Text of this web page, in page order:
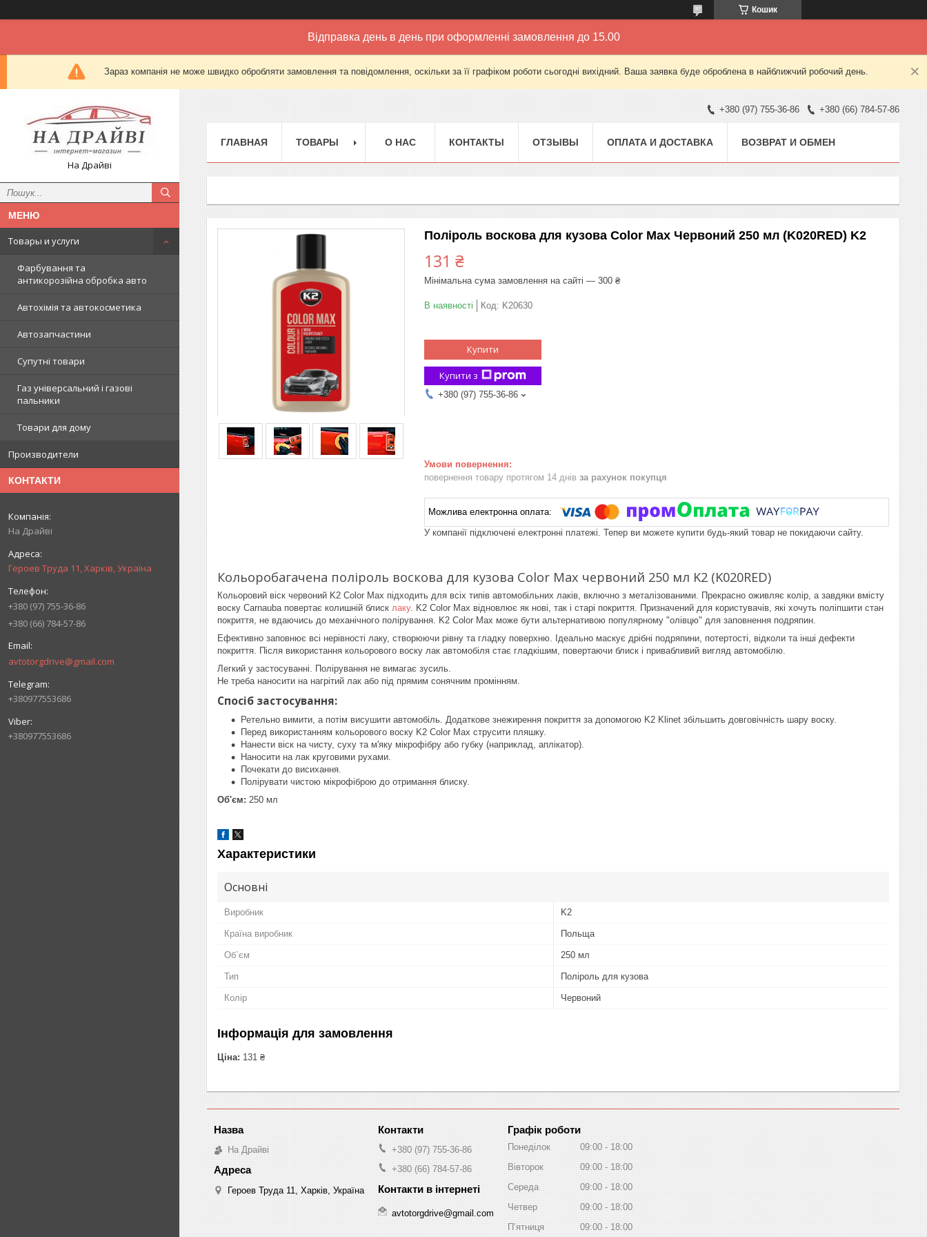
Кошик
Відправка день в день при оформленні замовлення до 15.00
Зараз компанія не може швидко обробляти замовлення та повідомлення, оскільки за її графіком роботи сьогодні вихідний. Ваша заявка буде оброблена в найближчий робочий день.
На Драйві
Товары и услуги
Фарбування та
антикорозійна обробка авто
Автохімія та автокосметика
Автозапчастини
Супутні товари
Газ універсальний і газові
пальники
Товари для дому
Производители
КОНТАКТИ
На Драйві
Героев Труда 11, Харків, Україна
+380 (97) 755-36-86
+380 (66) 784-57-86
avtotorgdrive@gmail.com
+380977553686
+380977553686
+380 (97) 755-36-86 +380 (66) 784-57-86
ГЛАВНАЯ ТОВАРЫ О НАС КОНТАКТЫ ОТЗЫВЫ ОПЛАТА И ДОСТАВКА ВОЗВРАТ И ОБМЕН
Поліроль воскова для кузова Color Max Червоний 250 мл (K020RED) K2
131 ₴
Мінімальна сума замовлення на сайті — 300 ₴
В наявності Код: K20630
Купити
Купити з
+380 (97) 755-36-86
повернення товару протягом 14 днів за рахунок покупця
У компанії підключені електронні платежі. Тепер ви можете купити будь-який товар не покидаючи сайту.
Кольоробагачена поліроль воскова для кузова Color Max червоний 250 мл K2 (K020RED)
Кольоровий віск червоний K2 Color Max підходить для всіх типів автомобільних лаків, включно з металізованими. Прекрасно оживляє колір, а завдяки вмісту
воску Carnauba повертає колишній блиск лаку. K2 Color Max відновлює як нові, так і старі покриття. Призначений для користувачів, які хочуть поліпшити стан
покриття, не вдаючись до механічного полірування. K2 Color Max може бути альтернативою популярному "олівцю" для заповнення подряпин.
Ефективно заповнює всі нерівності лаку, створюючи рівну та гладку поверхню. Ідеально маскує дрібні подряпини, потертості, відколи та інші дефекти
покриття. Після використання кольорового воску лак автомобіля стає гладкішим, повертаючи блиск і привабливий вигляд автомобілю.
Легкий у застосуванні. Полірування не вимагає зусиль.
Не треба наносити на нагрітий лак або під прямим сонячним промінням.
Спосіб застосування:
Ретельно вимити, а потім висушити автомобіль. Додаткове знежирення покриття за допомогою K2 Klinet збільшить довговічність шару воску.
Перед використанням кольорового воску K2 Color Max струсити пляшку.
Нанести віск на чисту, суху та м'яку мікрофібру або губку (наприклад, аплікатор).
Наносити на лак круговими рухами.
Почекати до висихання.
Полірувати чистою мікрофіброю до отримання блиску.
Об'єм: 250 мл
Характеристики
Основні
Виробник K2
Країна виробник Польща
Об`єм 250 мл
Тип Поліроль для кузова
Колір Червоний
Інформація для замовлення
Ціна: 131 ₴
На Драйві
Героев Труда 11, Харків, Україна
+380 (97) 755-36-86
+380 (66) 784-57-86
avtotorgdrive@gmail.com
Графік роботи
Понеділок 09:00
18:00
Вівторок
09:00
18:00
Середа
09:00
18:00
Четвер
09:00
18:00
Пʼятниця
09:00 18:00